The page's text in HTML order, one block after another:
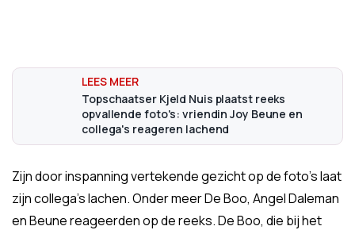
Topschaatser Kjeld Nuis plaatst reeks
opvallende foto's: vriendin Joy Beune en
collega's reageren lachend
Zijn door inspanning vertekende gezicht op de foto's laat
zijn collega's lachen. Onder meer De Boo, Angel Daleman
en Beune reageerden op de reeks. De Boo, die bij het